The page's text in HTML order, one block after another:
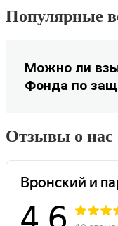
Популярные
Можно ли
Фонда по
Отзывы о нас